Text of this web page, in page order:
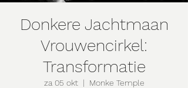
Donkere Jachtmaan
Vrouwencirkel:
Transformatie
za 05 okt
  |
Monke Temple